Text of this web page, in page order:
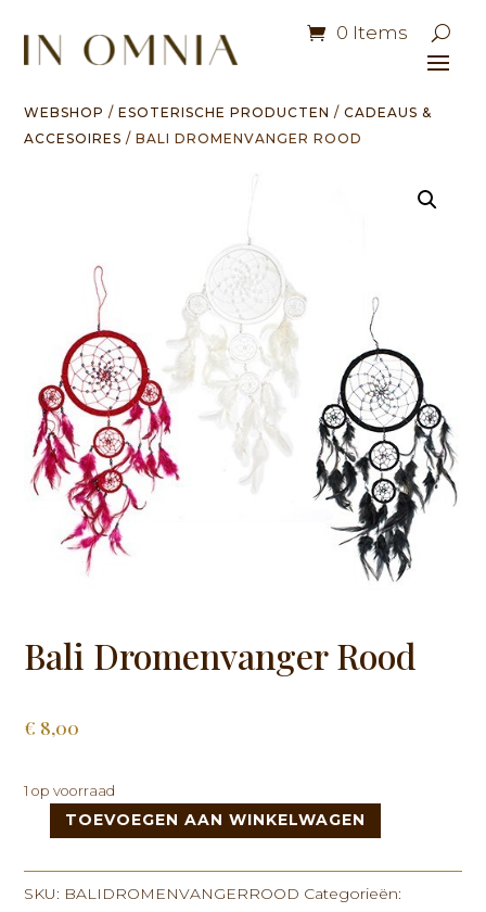
0 Items
WEBSHOP /ESOTERISCHE PRODUCTEN /CADEAUS &
ACCESOIRES / BALI DROMENVANGER ROOD
Bali Dromenvanger Rood
€ 8,00
1 op voorraad
TOEVOEGEN AAN WINKELWAGEN
SKU: BALIDROMENVANGERROOD Categorieën: